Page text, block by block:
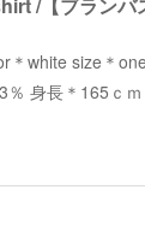
white size＊
身長＊165ｃ